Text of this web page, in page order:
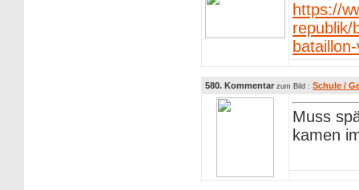
https://
republik/
580. Kommentar zum Bild : Schule /
Muss
kamen